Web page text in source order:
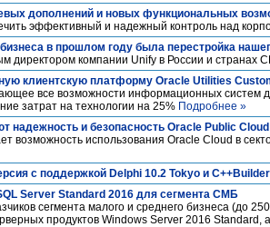
дополнений и новых функциональных
эффективный и надежный контроль над
в прошлом году была перестройка
директором компании Unify в России и странах
клиентскую платформу Oracle Utilities
все возможности информационных систем
затрат на технологии на 25% Подробнее »
и безопасность Oracle Public Cloud
возможность использования Oracle Cloud в
с поддержкой Delphi 10.2 Tokyo и
Server Standard 2016 для сегмента СМБ
сегмента малого и среднего бизнеса (до
продуктов Windows Server 2016 Standard,